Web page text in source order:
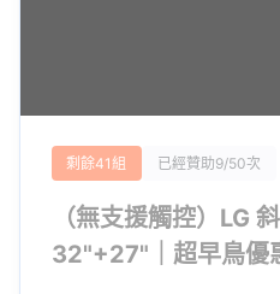
剩餘41組 已經贊助9/50次
（無支援觸控）LG
32"+27"｜超早鳥優